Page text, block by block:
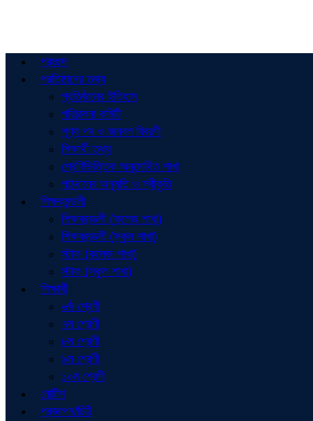
প্রচ্ছদ
প্রতিষ্ঠানের তথ্য
প্রতিষ্ঠানের ইতিহাস
পরিচালনা কমিটি
শূণ্য পদ ও জনবল বিবরণী
শিক্ষার্থী তথ্য
শ্রেণিভিত্তিক অনুমোদিত শাখা
পাঠদানের অনুমতি ও স্বীকৃতি
শিক্ষকমন্ডলী
শিক্ষকমন্ডলী (কলেজ শাখা)
শিক্ষকমন্ডলী (স্কুল শাখা)
স্টাফ (কলেজ শাখা)
স্টাফ (স্কুল শাখা)
শিক্ষার্থী
৬ষ্ঠ শ্রেণী
৭ম শ্রেণী
৮ম শ্রেণী
৯ম শ্রেণী
১০ম শ্রেণী
নোটিশ
প্রজ্ঞাপন/চিঠি